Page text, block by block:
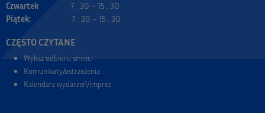
Czwartek 7 : 30 – 15 : 30
Piątek: 7 : 30 – 15 : 30
CZĘSTO CZYTANE
Wykaz odbioru śmieci
Komunikaty/ostrzeżenia
Kalendarz wydarzeń/imprez